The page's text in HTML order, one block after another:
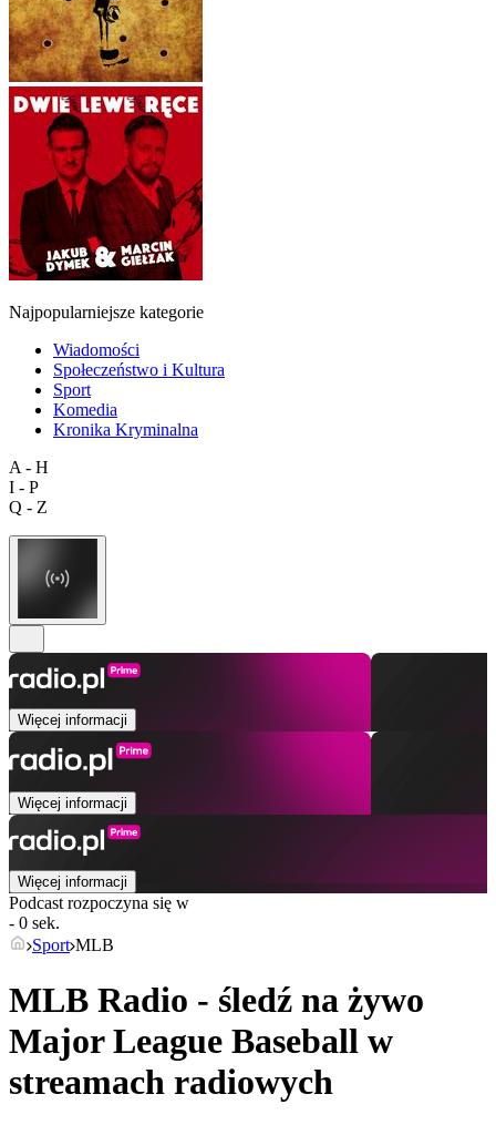
Najpopularniejsze kategorie
Wiadomości
Społeczeństwo i Kultura
Sport
Komedia
Kronika Kryminalna
A - H
I - P
Q - Z
Więcej informacji
Więcej informacji
Więcej informacji
Podcast rozpoczyna się w
- 0 sek.
Sport MLB
MLB Radio - śledź na żywo
Major League Baseball w
streamach radiowych